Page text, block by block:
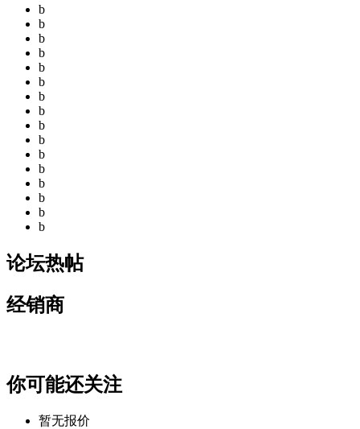
b
b
b
b
b
b
b
b
b
b
b
b
b
b
b
b
论坛热帖
经销商
你可能还关注
暂无报价